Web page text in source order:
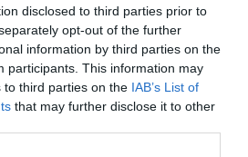
disclosed to third parties prior to
opt-out of the further
information by third parties on the
participants. This information may
to third parties on the IAB’s List of
that may further disclose it to other
20.00 | Πέμπτη & Παρασκευή 21.00
21.00
197, Κυψέλη